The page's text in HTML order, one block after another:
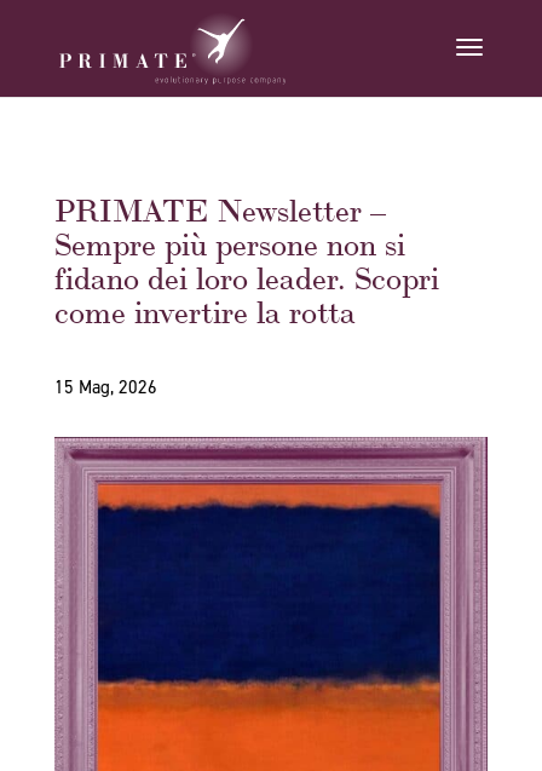
PRIMATE Newsletter –
Sempre più persone non si
fidano dei loro leader. Scopri
come invertire la rotta
15 Mag, 2026